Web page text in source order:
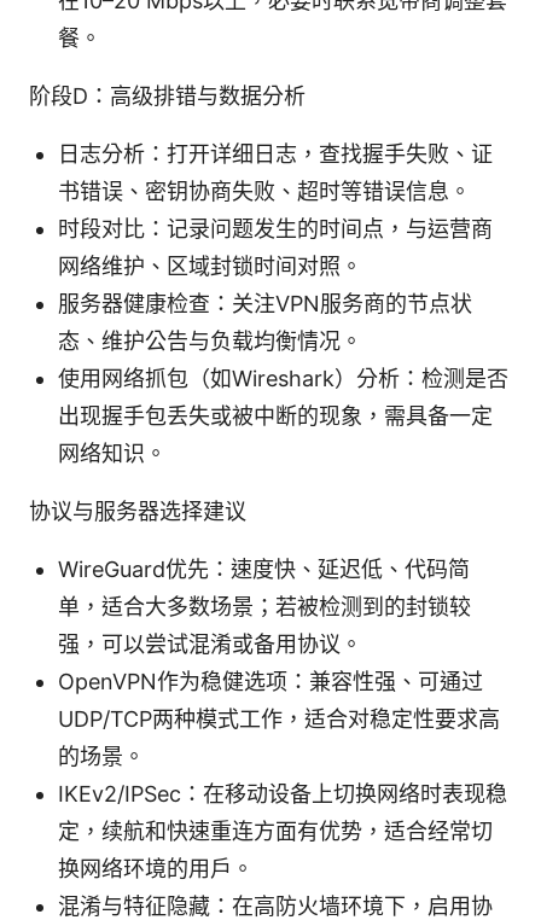
餐。
阶段D：高级排错与数据分析
日志分析：打开详细日志，查找握手失败、证
书错误、密钥协商失败、超时等错误信息。
时段对比：记录问题发生的时间点，与运营商
网络维护、区域封锁时间对照。
服务器健康检查：关注VPN服务商的节点状
态、维护公告与负载均衡情况。
使用网络抓包（如Wireshark）分析：检测是否
出现握手包丢失或被中断的现象，需具备一定
网络知识。
协议与服务器选择建议
WireGuard优先：速度快、延迟低、代码简
单，适合大多数场景；若被检测到的封锁较
强，可以尝试混淆或备用协议。
OpenVPN作为稳健选项：兼容性强、可通过
UDP/TCP两种模式工作，适合对稳定性要求高
的场景。
IKEv2/IPSec：在移动设备上切换网络时表现稳
定，续航和快速重连方面有优势，适合经常切
换网络环境的用户。
混淆与特征隐藏：在高防火墙环境下，启用协